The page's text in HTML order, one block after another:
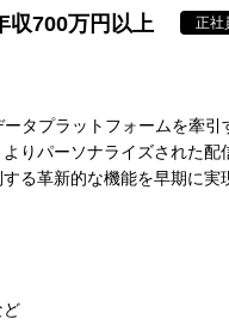
700万円以上
正社
タプラットフォームを牽引
りパーソナライズされた配
る革新的な機能を早期に実
ど